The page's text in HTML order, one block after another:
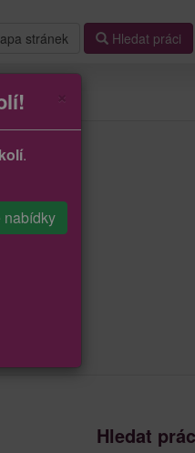
stránek Hledat práci
.
Hledat